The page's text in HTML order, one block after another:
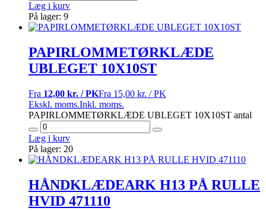
Læg i kurv
På lager: 9
PAPIRLOMMETØRKLÆDE
UBLEGET 10X10ST
Fra 12,00 kr. / PKFra 15,00 kr. / PK
Ekskl. moms.Inkl. moms.
PAPIRLOMMETØRKLÆDE UBLEGET 10X10ST antal
Læg i kurv
På lager: 20
HÅNDKLÆDEARK H13 PÅ RULLE
HVID 471110